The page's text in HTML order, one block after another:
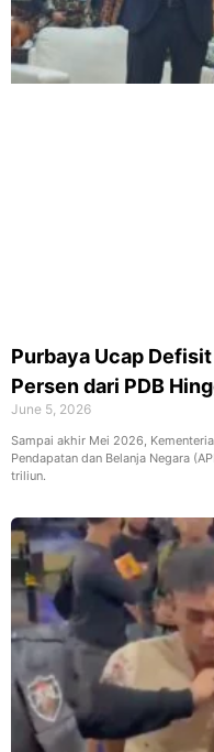
Purbaya Ucap
Persen dari PDB
June 5, 2026
Sampai akhir Mei 2026,
Pendapatan dan Belanja Negara
triliun.